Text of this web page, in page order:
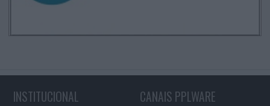
INSTITUCIONAL CANAIS PPLWARE